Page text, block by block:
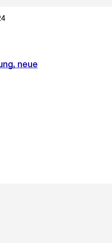
neue